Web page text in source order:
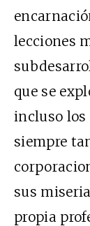
lecciones
que se
incluso los
siempre
sus
propia